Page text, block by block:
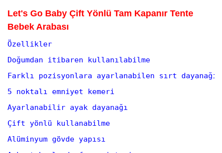
Let's Go Baby Çift Yönlü Tam Kapanır Tente
Bebek Arabası
Özellikler
Doğumdan itibaren kullanılabilme
Farklı pozisyonlara ayarlanabilen sırt dayanağı
5 noktalı emniyet kemeri
Ayarlanabilir ayak dayanağı
Çift yönlü kullanabilme
Alüminyum gövde yapısı